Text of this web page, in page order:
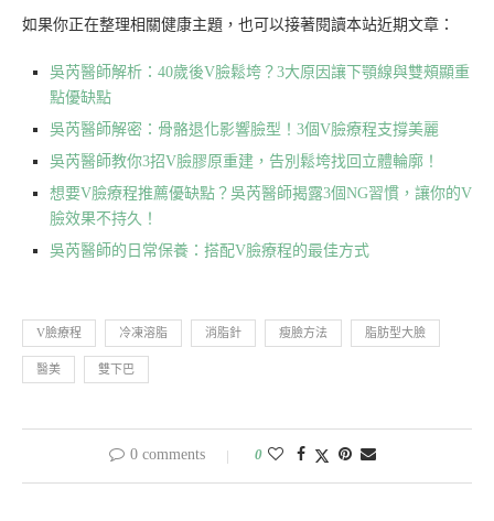
如果你正在整理相關健康主題，也可以接著閱讀本站近期文章：
吳芮醫師解析：40歲後V臉鬆垮？3大原因讓下顎線與雙頰顯重
點優缺點
吳芮醫師解密：骨骼退化影響臉型！3個V臉療程支撐美麗
吳芮醫師教你3招V臉膠原重建，告別鬆垮找回立體輪廓！
想要V臉療程推薦優缺點？吳芮醫師揭露3個NG習慣，讓你的V
臉效果不持久！
吳芮醫師的日常保養：搭配V臉療程的最佳方式
V臉療程 冷凍溶脂 消脂針 瘦臉方法 脂肪型大臉
醫美 雙下巴
0 comments 0